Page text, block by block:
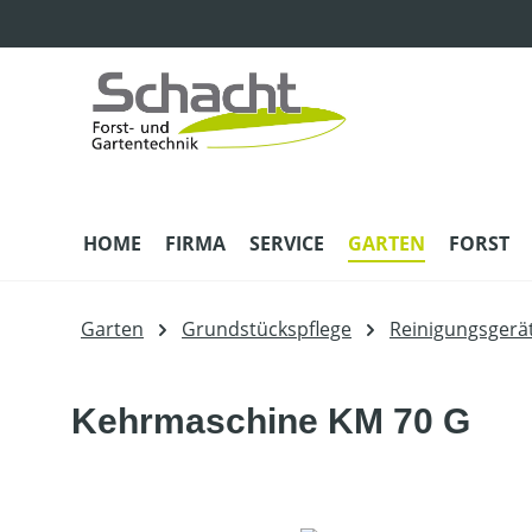
HOME FIRMA SERVICE GARTEN FORST
Garten Grundstückspflege
Kehrmaschine KM 70 G